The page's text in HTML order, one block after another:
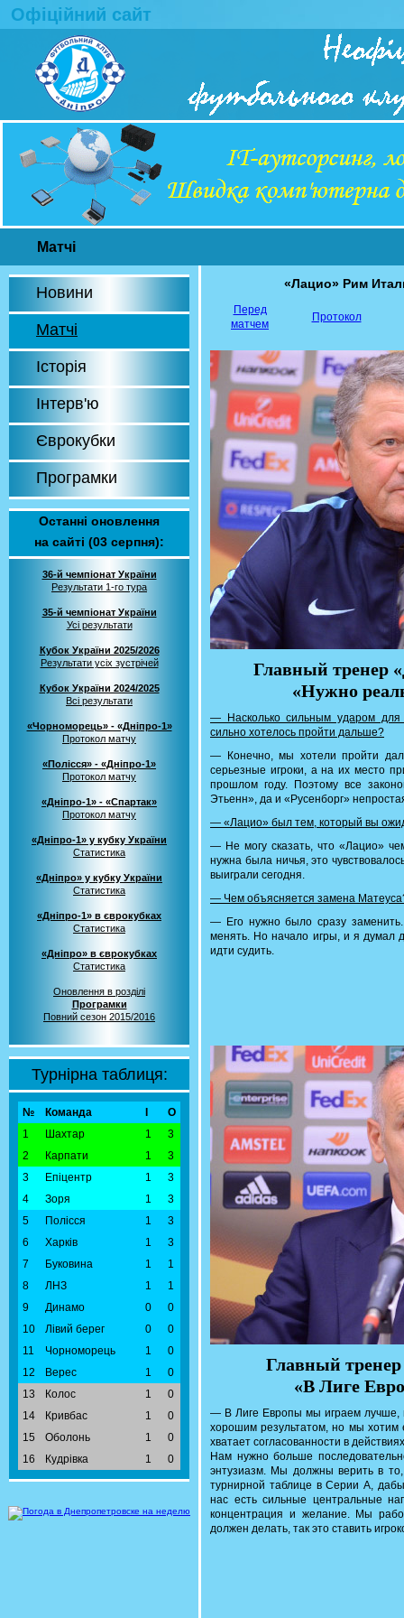
Офіційний сайт
Матчі
Новини
Матчі
Історія
Інтерв'ю
Єврокубки
Програмки
Останні оновлення
на сайті (03 серпня):
36-й чемпіонат України
Результати 1-го тура
35-й чемпіонат України
Усі результати
Кубок України 2025/2026
Результати усіх зустрічей
Кубок України 2024/2025
Всі результати
«Чорноморець» - «Дніпро-1»
Протокол матчу
«Полісся» - «Дніпро-1»
Протокол матчу
«Дніпро-1» - «Спартак»
Протокол матчу
«Дніпро-1» у кубку України
Статистика
«Дніпро» у кубку України
Статистика
«Дніпро-1» в єврокубках
Статистика
«Дніпро» в єврокубках
Статистика
Оновлення в розділі
Програмки
Повний сезон 2015/2016
Турнірна таблиця:
№ Команда
О
1
Шахтар 1
3
2
Карпати 1
3
3
Епіцентр 1
3
4
Зоря 1
3
5
Полісся 1
3
6
Харків 1
3
7
Буковина 1
1
8
ЛНЗ 1
1
9
Динамо 0
0
10
Лівий берег 0
0
11
Чорноморець 1
0
12
Верес 1
0
13
Колос 1
0
14
Кривбас 1
0
15
Оболонь 1
0
16
Кудрівка 1 0
«Лацио» Рим
Перед
матчем
Протокол
Главный тренер
«Нужно
— Насколько сильным ударом для
сильно хотелось пройти дальше?
— Конечно, мы хотели пройти
серьезные игроки, а на их место
прошлом году. Поэтому все
Этьенн», да и «Русенборг»
— «Лацио» был тем, который вы
— Не могу сказать, что «Лацио»
нужна была ничья, это
выиграли сегодня.
— Чем объясняется замена
— Его нужно было сразу
менять. Но начало игры, и я думал
идти судить.
Главный
«В Лиге
— В Лиге Европы мы играем лучше,
хорошим результатом, но мы хотим
хватает согласованности в
Нам нужно больше
энтузиазм. Мы должны верить в
турнирной таблице в Серии А,
нас есть сильные центральные
концентрация и желание. Мы
должен делать, так это ставить